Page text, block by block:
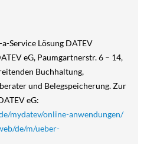
Service Lösung DATEV
eG, Paumgartnerstr. 6 – 14,
Buchhaltung,
und Belegspeicherung. Zur
eG:
mydatev/online-anwendungen/
de/m/ueber-